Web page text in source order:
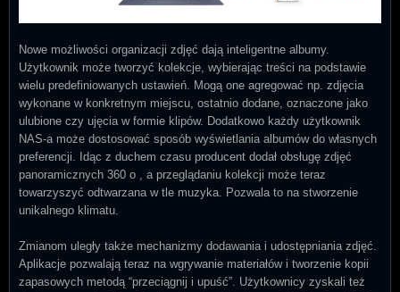
Nowe możliwości organizacji zdjęć dają inteligentne albumy.
Użytkownik może tworzyć kolekcje, wybierając treści na podstawie
wielu predefiniowanych ustawień. Mogą one agregować np. zdjęcia
wykonane w konkretnym miejscu, ostatnio dodane, oznaczone jako
ulubione czy ujęcia w formie klipów. Dodatkowo każdy użytkownik
NAS-a może dostosować sposób wyświetlania albumów do własnych
preferencji. Idąc z duchem czasu producent dodał obsługę zdjęć
panoramicznych 360 o , a przeglądaniu kolekcji może teraz
towarzyszyć odtwarzana w tle muzyka. Pozwala to na stworzenie
unikalnego klimatu.
Zmianom uległy także mechanizmy dodawania i udostępniania zdjęć.
Aplikacje pozwalają teraz na wgrywanie materiałów i tworzenie kopii
zapasowych metodą “przeciągnij i upuść”. Użytkownicy zyskali też